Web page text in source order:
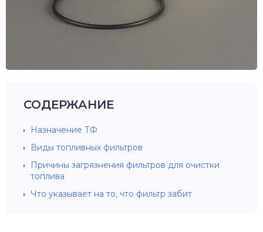
СОДЕРЖАНИЕ
Назначение ТФ
Виды топливных фильтров
Причины загрязнения фильтров для очистки
топлива
Что указывает на то, что фильтр забит